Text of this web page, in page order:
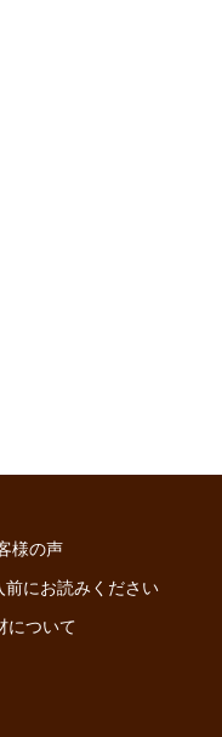
の声
にお読みください
について